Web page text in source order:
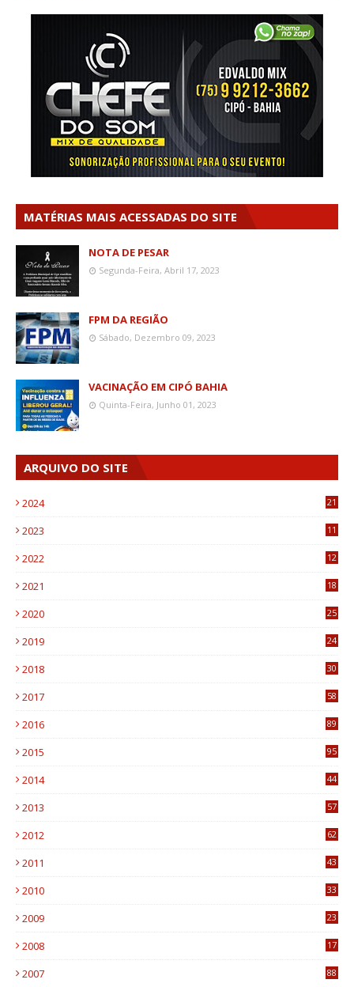
MATÉRIAS MAIS ACESSADAS DO SITE
NOTA DE PESAR
Segunda-Feira, Abril 17, 2023
FPM DA REGIÃO
Sábado, Dezembro 09, 2023
VACINAÇÃO EM CIPÓ BAHIA
Quinta-Feira, Junho 01, 2023
ARQUIVO DO SITE
2024 21
2023
11
2022
12
2021
18
2020
25
2019
24
2018
30
2017
58
2016
89
2015
95
2014
44
2013
57
2012
62
2011
43
2010
33
2009
23
2008
17
2007 88